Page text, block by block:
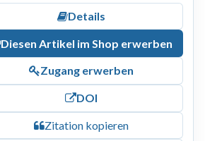
Details
Diesen Artikel im Shop erwerben
Zugang erwerben
DOI
Zitation kopieren